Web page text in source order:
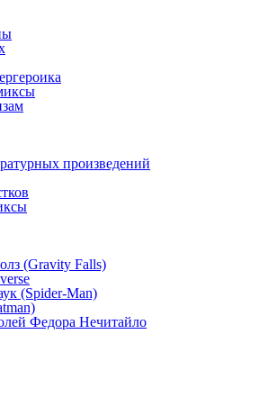
произведений
(Gravity Falls)
(Spider-Man)
Федора Нечитайло